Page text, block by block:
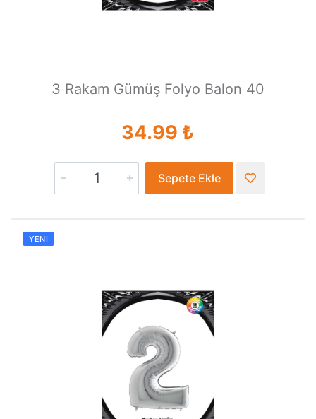
3 Rakam Gümüş Folyo Balon 40
34.99 ₺
Sepete Ekle
YENI